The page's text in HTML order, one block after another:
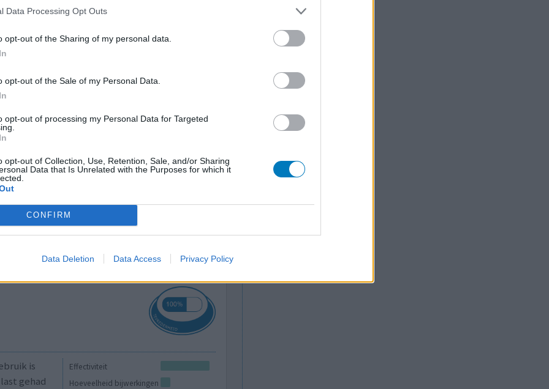
Data Processing Opt Outs
opt-out of the Sharing of my personal data.
opt-out of the Sale of my Personal Data.
opt-out of processing my Personal Data for Targeted
opt-out of Collection, Use, Retention, Sale, and/or Sharing
Data that Is Unrelated with the Purposes for which it
CONFIRM
Data Deletion Data Access Privacy Policy
Effectiviteit
hoofdpijn
erg
lang
ik dit medicijn nooit aangedurf[lees meer...]
0 reacties
Effectiviteit
Hoeveelheid bijwerkingen
is
gehad